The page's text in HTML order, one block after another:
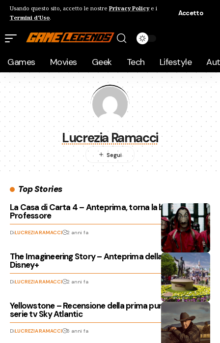
Usando questo sito, accetto le nostre Privacy Policye i
Termini d'Uso.
Accetto
Games Movies Geek Tech Lifestyle
Lucrezia Ramacci
Top Stories
La Casa di Carta 4 – Anteprima, torna la banda del
Professore
DiLUCREZIA RAMACCI 2 anni fa
The Imagineering Story – Anteprima della docuserie
Disney+
DiLUCREZIA RAMACCI 2 anni fa
Yellowstone – Recensione della prima puntata della
serie tv Sky Atlantic
DiLUCREZIA RAMACCI 6 anni fa